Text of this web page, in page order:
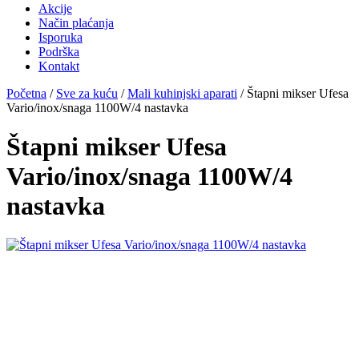
Akcije
Način plaćanja
Isporuka
Podrška
Kontakt
Početna / Sve za kuću /Mali kuhinjski aparati / Štapni mikser Ufesa
Vario/inox/snaga 1100W/4 nastavka
Štapni mikser Ufesa
Vario/inox/snaga 1100W/4
nastavka